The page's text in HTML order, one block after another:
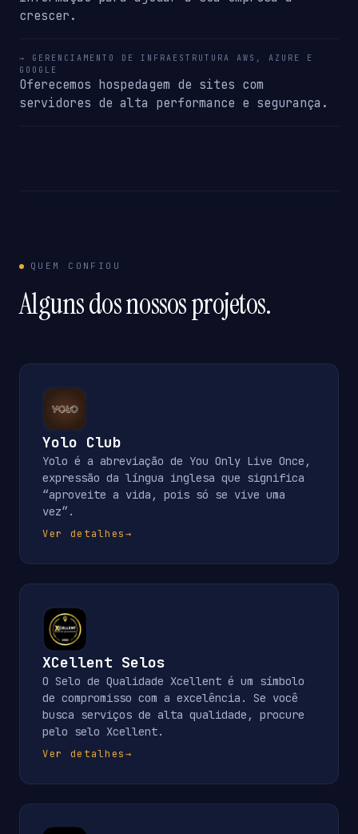
crescer.
→ GERENCIAMENTO DE INFRAESTRUTURA AWS, AZURE E
GOOGLE
Oferecemos hospedagem de sites com
servidores de alta performance e segurança.
QUEM CONFIOU
Alguns dos nossos projetos.
Yolo Club
Yolo é a abreviação de You Only Live Once,
expressão da língua inglesa que significa
“aproveite a vida, pois só se vive uma
vez”.
Ver detalhes→
XCellent Selos
O Selo de Qualidade Xcellent é um símbolo
de compromisso com a excelência. Se você
busca serviços de alta qualidade, procure
pelo selo Xcellent.
Ver detalhes→